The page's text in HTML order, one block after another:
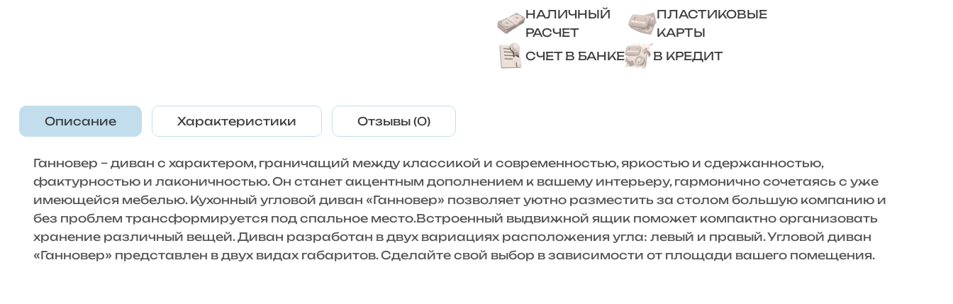
НАЛИЧНЫЙ
РАСЧЕТ
ПЛАСТИКОВЫЕ
КАРТЫ
СЧЕТ В БАНКЕ
В КРЕДИТ
Описание Характеристики Отзывы (0)
Ганновер – диван с характером, граничащий между классикой и современностью, яркостью и сдержанностью,
фактурностью и лаконичностью. Он станет акцентным дополнением к вашему интерьеру, гармонично сочетаясь с уже
имеющейся мебелью. Кухонный угловой диван «Ганновер» позволяет уютно разместить за столом большую компанию и
без проблем трансформируется под спальное место.Встроенный выдвижной ящик поможет компактно организовать
хранение различный вещей. Диван разработан в двух вариациях расположения угла: левый и правый. Угловой диван
«Ганновер» представлен в двух видах габаритов. Сделайте свой выбор в зависимости от площади вашего помещения.